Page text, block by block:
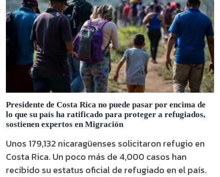
Presidente de Costa Rica no puede pasar por encima de
lo que su país ha ratificado para proteger a refugiados,
sostienen expertos en Migración
Unos 179,132 nicaragüenses solicitaron refugio en
Costa Rica. Un poco más de 4,000 casos han
recibido su estatus oficial de refugiado en el país.